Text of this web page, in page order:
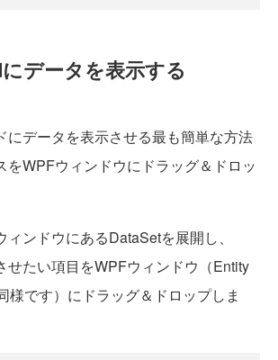
データを表示する
データを表示させる最も簡単な方法
をWPFウィンドウにドラッグ＆ドロッ
ンドウにあるDataSetを展開し、
せたい項目をWPFウィンドウ（Entity
様です）にドラッグ＆ドロップしま